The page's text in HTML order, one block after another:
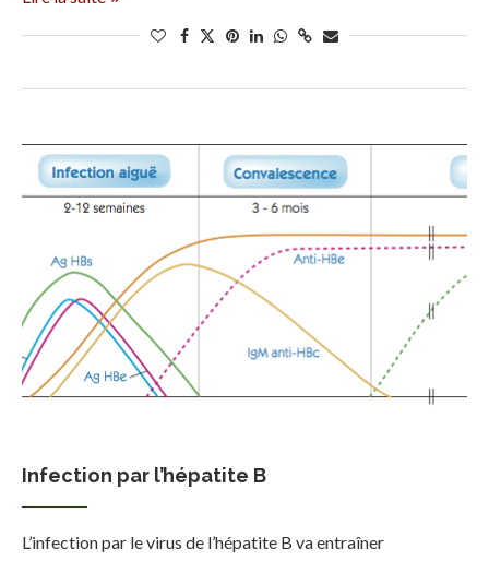
Infection par l’hépatite B
L’infection par le virus de l’hépatite B va entraîner